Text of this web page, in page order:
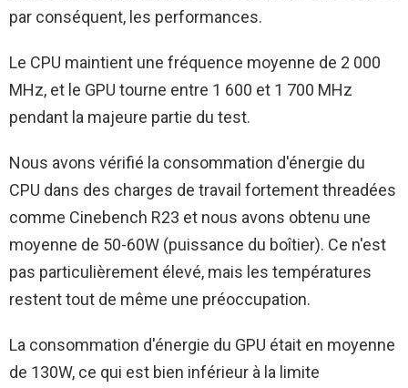
par conséquent, les performances.
Le CPU maintient une fréquence moyenne de 2 000
MHz, et le GPU tourne entre 1 600 et 1 700 MHz
pendant la majeure partie du test.
Nous avons vérifié la consommation d'énergie du
CPU dans des charges de travail fortement threadées
comme Cinebench R23 et nous avons obtenu une
moyenne de 50-60W (puissance du boîtier). Ce n'est
pas particulièrement élevé, mais les températures
restent tout de même une préoccupation.
La consommation d'énergie du GPU était en moyenne
de 130W, ce qui est bien inférieur à la limite